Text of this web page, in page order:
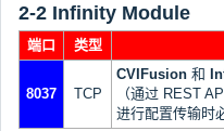
2-2 Infinity Module
端口 类型
8037 TCP
CVIFusion 和
（通过 REST
进行配置传输时